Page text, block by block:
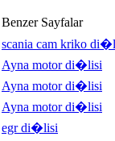
Benzer Sayfalar
scania cam kriko
Ayna motor di�lisi
Ayna motor di�lisi
Ayna motor di�lisi
egr di�lisi